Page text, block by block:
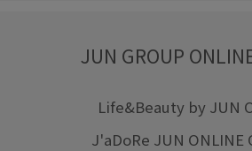
JUN GROUP
Life&Beauty by JUN
J'aDoRe JUN ONLINE